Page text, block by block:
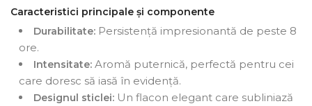
Caracteristici principale și componente
Durabilitate: Persistență impresionantă de peste 8
ore.
Intensitate: Aromă puternică, perfectă pentru cei
care doresc să iasă în evidență.
Designul sticlei: Un flacon elegant care subliniază